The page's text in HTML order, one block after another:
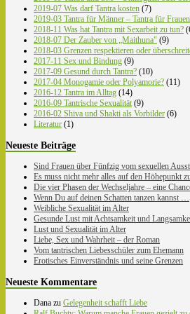
2019-07 Was darf Tantra kosten (7)
2019-03 Tantra für Männer – Tantra für
2018-11 Was hat Tantra mit Sexarbeit zu tun?
2018-07 Der Zauber von „Maithuna" (9)
2018-03 Grenzen respektieren oder
2017-11 Sex und Bindung (9)
2017-09 Gesund durch Tantra? (10)
2017-04 Monogamie oder Polyamorie? (11)
2016-12 Tantra im Alltag (14)
2016-09 Tantrische Sexualität (9)
2016-02 Shiva und Shakti als Vorbilder (6)
Literatur (1)
Neueste Beiträge
Sind Frauen über Fünfzig vom sexuellen
Es muss nicht mehr alles auf den Höhepunkt
Die vier Phasen der Wechseljahre – eine
Wenn Du auf deinen Schatten tanzen kannst …
Weibliche Sexualität im Alter
Gesunde Lust mit Achtsamkeit und
Lust und Sexualität im Alter
Liebe, Sex und Wahrheit – der Roman
Vom tantrischen Liebesschüler zum Ehemann
Erotisches Einverständnis und seine Grenzen
Neueste Kommentare
Dana zu Gelegenheit schafft Liebe